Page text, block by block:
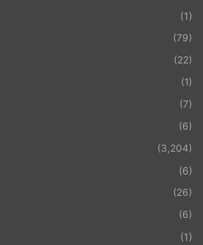
(1)
(79)
(22)
(1)
(7)
(6)
(3,204)
(6)
(26)
(6)
(1)